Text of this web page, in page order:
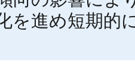
を進め短期的